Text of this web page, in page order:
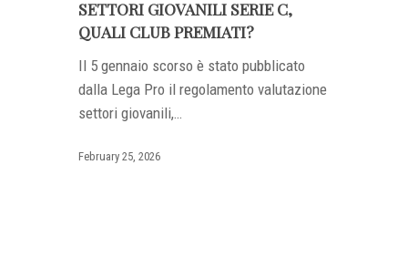
SETTORI GIOVANILI SERIE C,
QUALI CLUB PREMIATI?
Il 5 gennaio scorso è stato pubblicato
dalla Lega Pro il regolamento valutazione
settori giovanili,…
February 25, 2026